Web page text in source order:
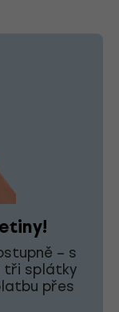
– s
tři splátky
přes